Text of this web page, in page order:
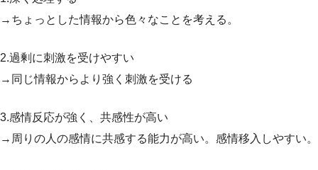
→ちょっとした情報から色々なことを考える。
2.過剰に刺激を受けやすい
→同じ情報からより強く刺激を受ける
3.感情反応が強く、共感性が高い
→周りの人の感情に共感する能力が高い。感情移入しやすい。